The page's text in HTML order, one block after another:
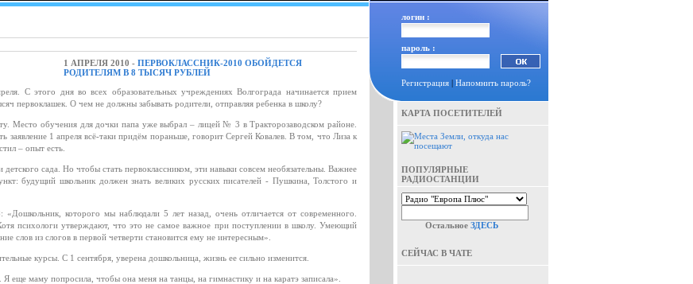
1 АПРЕЛЯ 2010 - ПЕРВОКЛАССНИК-2010 ОБОЙДЕТСЯ
РОДИТЕЛЯМ В 8 ТЫСЯЧ РУБЛЕЙ
С этого дня во всех образовательных учреждениях Волгограда начинается прием
первоклашек. О чем не должны забывать родители, отправляя ребенка в школу?
Место обучения для дочки папа уже выбрал – лицей № 3 в Тракторозаводском районе.
1 апреля всё-таки придём пораньше, говорит Сергей Ковалев. В том, что Лиза к
– опыт есть.
сада. Но чтобы стать первоклассником, эти навыки совсем необязательны. Важнее
будущий школьник должен знать великих русских писателей - Пушкина, Толстого и
которого мы наблюдали 5 лет назад, очень отличается от современного.
психологи утверждают, что это не самое важное при поступлении в школу. Умеющий
слов из слогов в первой четверти становится ему не интересным».
курсы. С 1 сентября, уверена дошкольница, жизнь ее сильно изменится.
еще маму попросила, чтобы она меня на танцы, на гимнастику и на каратэ записала».
логин :
пароль :
Регистрация | Напомнить пароль?
КАРТА ПОСЕТИТЕЛЕЙ
ПОПУЛЯРНЫЕ
РАДИОСТАНЦИИ
Остальное ЗДЕСЬ
СЕЙЧАС В ЧАТЕ